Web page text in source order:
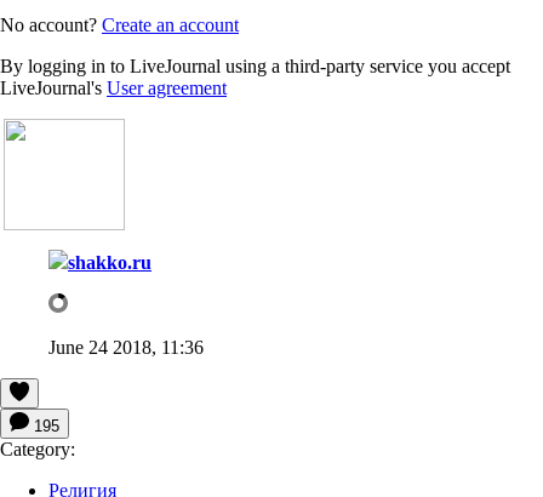
No account? Create an account
By logging in to LiveJournal using a third-party service you accept
LiveJournal's User agreement
shakko.ru
June 24 2018, 11:36
195
Category:
Религия